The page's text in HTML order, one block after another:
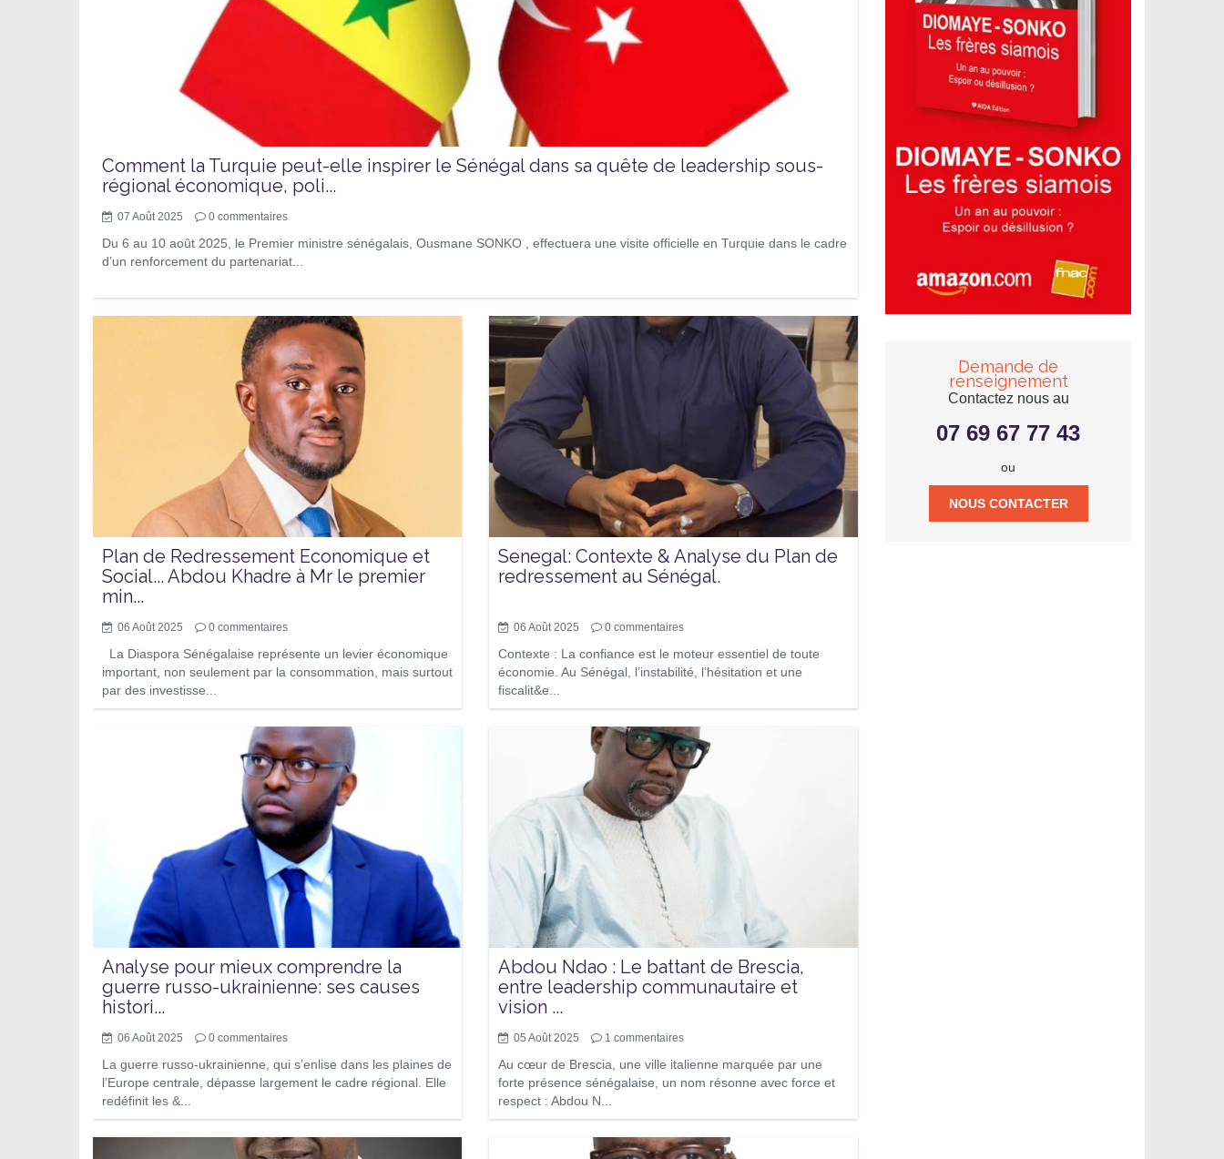
Comment la Turquie peut-elle inspirer le Sénégal dans sa quête de leadership sous-
régional économique, poli...
07 Août 2025 0 commentaires
Du 6 au 10 août 2025, le Premier ministre sénégalais, Ousmane SONKO , effectuera une visite officielle en Turquie dans le cadre
d’un renforcement du partenariat...
Plan de Redressement Economique et
Social... Abdou Khadre à Mr le premier
min...
06 Août 2025 0 commentaires
La Diaspora Sénégalaise représente un levier économique
important, non seulement par la consommation, mais surtout
par des investisse...
Senegal: Contexte & Analyse du Plan de
redressement au Sénégal.
06 Août 2025 0 commentaires
Contexte : La confiance est le moteur essentiel de toute
économie. Au Sénégal, l’instabilité, l’hésitation et une
fiscalit&e...
Analyse pour mieux comprendre la
guerre russo-ukrainienne: ses causes
histori...
06 Août 2025 0 commentaires
La guerre russo-ukrainienne, qui s’enlise dans les plaines de
l’Europe centrale, dépasse largement le cadre régional. Elle
redéfinit les &...
Abdou Ndao : Le battant de Brescia,
entre leadership communautaire et
vision ...
05 Août 2025 1 commentaires
Au cœur de Brescia, une ville italienne marquée par une
forte présence sénégalaise, un nom résonne avec force et
respect : Abdou N...
Demande de
renseignement
Contactez nous au
07 69 67 77 43
ou
NOUS CONTACTER